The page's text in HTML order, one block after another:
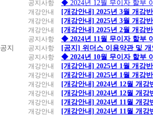
공지사항
◆ 2024년 12월 무이자 할부
개강안내
[개강안내] 2025년 3월 개강
개강안내
[개강안내] 2025년 3월 개강
개강안내
[개강안내] 2025년 2월 개강
공지사항
◆ 2024년 11월 무이자 할부
공지
공지사항
[공지] 위더스 이용약관 및
공지사항
◆ 2024년 10월 무이자 할부
개강안내
[개강안내] 2025년 1월 개강
개강안내
[개강안내] 2025년 1월 개강
개강안내
[개강안내] 2024년 12월 개강
개강안내
[개강안내] 2024년 12월 개강
개강안내
[개강안내] 2024년 11월 개강
개강안내
[개강안내] 2024년 11월 개강